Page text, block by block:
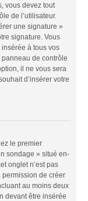
vous devez tout
de l’utilisateur.
une signature »
signature. Vous
à tous vos
de contrôle
il ne vous sera
d’insérer votre
le premier
sondage » situé en-
onglet n’est pas
permission de créer
au moins deux
devant être insérée